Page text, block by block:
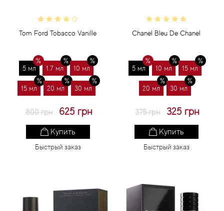
Tom Ford Tobacco Vanille
5 мл 1.7 мл 10 мл
15 мл 20 мл 30 мл
800 грн 625 грн
Купить
Быстрый заказ
Chanel Bleu De Chanel
5 мл 10 мл 15 мл
20 мл 30 мл
375 грн 325 грн
Купить
Быстрый заказ